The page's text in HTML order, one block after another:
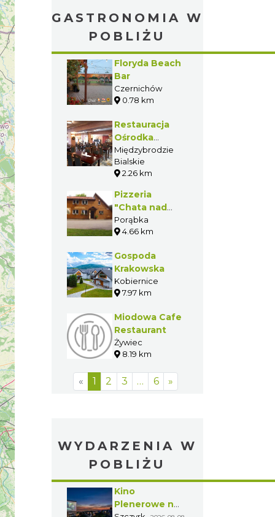
GASTRONOMIA W
POBLIŻU
Floryda Beach
Bar
Czernichów
0.78 km
Restauracja
Ośrodka
Wypoczynkowo-
Rekreacyjnego
Silesia
Międzybrodzie
Bialskie
2.26 km
Pizzeria
"Chata nad
rzeką"
Porąbka
4.66 km
Gospoda
Krakowska
Kobiernice
7.97 km
Miodowa Cafe
Restaurant
Żywiec
8.19 km
« 1 2 3 … 6 »
WYDARZENIA W
POBLIŻU
Kino
Plenerowe na